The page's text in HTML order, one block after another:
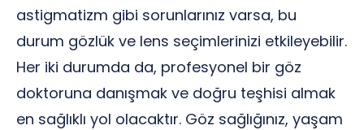
astigmatizm gibi sorunlarınız varsa, bu
durum gözlük ve lens seçimlerinizi etkileyebilir.
Her iki durumda da, profesyonel bir göz
doktoruna danışmak ve doğru teşhisi almak
en sağlıklı yol olacaktır. Göz sağlığınız, yaşam